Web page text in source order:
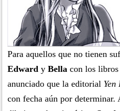
Para aquellos que no tienen
Edward y Bella con los
anunciado que la editorial Yen
con fecha aún por determinar.